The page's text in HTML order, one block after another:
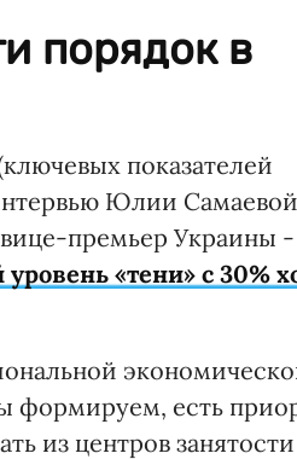
порядок в
показателей
Юлии
премьер Украины -
«тени» с 30%
формируем, есть
из центров занятости